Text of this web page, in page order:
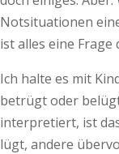
Notsituationen
ist alles eine Frage
Ich halte es mit
betrügt oder
interpretiert, ist
lügt, andere